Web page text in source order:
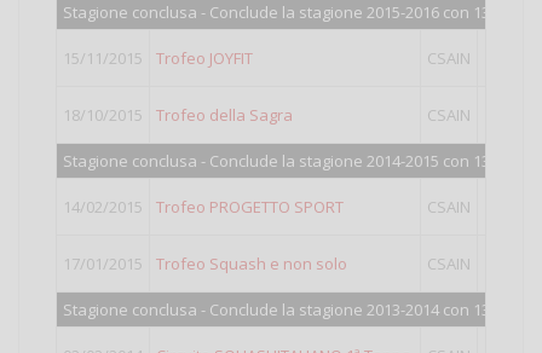
Stagione conclusa - Conclude la stagione 2015-2016 con 1363
15/11/2015 Trofeo JOYFIT CSAIN
18/10/2015 Trofeo della Sagra CSAIN
Stagione conclusa - Conclude la stagione 2014-2015 con 1339
14/02/2015 Trofeo PROGETTO SPORT CSAIN
17/01/2015 Trofeo Squash e non solo CSAIN
Stagione conclusa - Conclude la stagione 2013-2014 con 1342